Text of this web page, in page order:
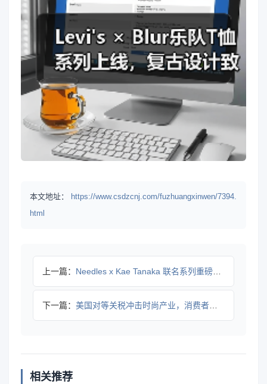
本文地址：
https://www.csdzcnj.com/fuzhuangxinwen/7394.
html
上一篇： Needles x Kae Tanaka 联名系列重磅登场：
下一篇： 美国对等关税冲击时尚产业，消费者要承担多少成本？
相关推荐